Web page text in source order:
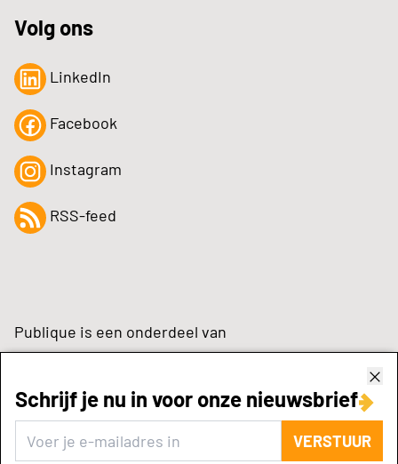
Schrijf je nu in voor onze nieuwsbrief
VERSTUUR
Volg ons
LinkedIn
Facebook
Instagram
RSS-feed
Publique is een onderdeel van
zynchrone.com